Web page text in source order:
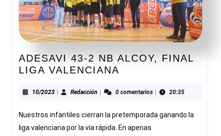
ADESAVI 43-2 NB ALCOY, FINAL
LIGA VALENCIANA
2
ALCOY,
FINAL
10/202310/2023Redacción Redacción0 comentarios 20:35
Nuestros infantiles cierran la pretemporada ganando la
liga valenciana por la vía rápida. En apenas